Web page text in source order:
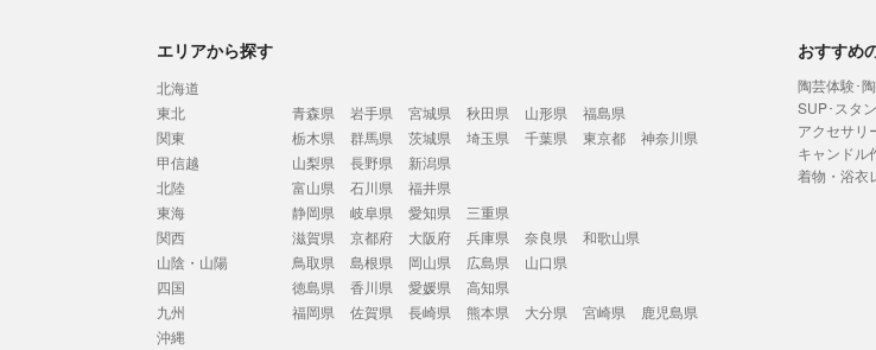
エリアから探す
北海道
東北
青森県 岩手県 宮城県 秋田県 山形県
福島県
関東
栃木県 群馬県 茨城県 埼玉県 千葉県 東京都
神奈川県
甲信越
山梨県 長野県
新潟県
北陸
富山県 石川県
福井県
東海
静岡県 岐阜県 愛知県
三重県
関西
滋賀県 京都府 大阪府 兵庫県 奈良県
和歌山県
山陰・山陽
鳥取県 島根県 岡山県 広島県
山口県
四国
徳島県 香川県 愛媛県
高知県
九州
福岡県 佐賀県 長崎県 熊本県 大分県 宮崎県
鹿児島県
沖縄
おすすめ
陶芸体験･
SUP･スタ
アクセサリ
キャンドル
着物・浴衣